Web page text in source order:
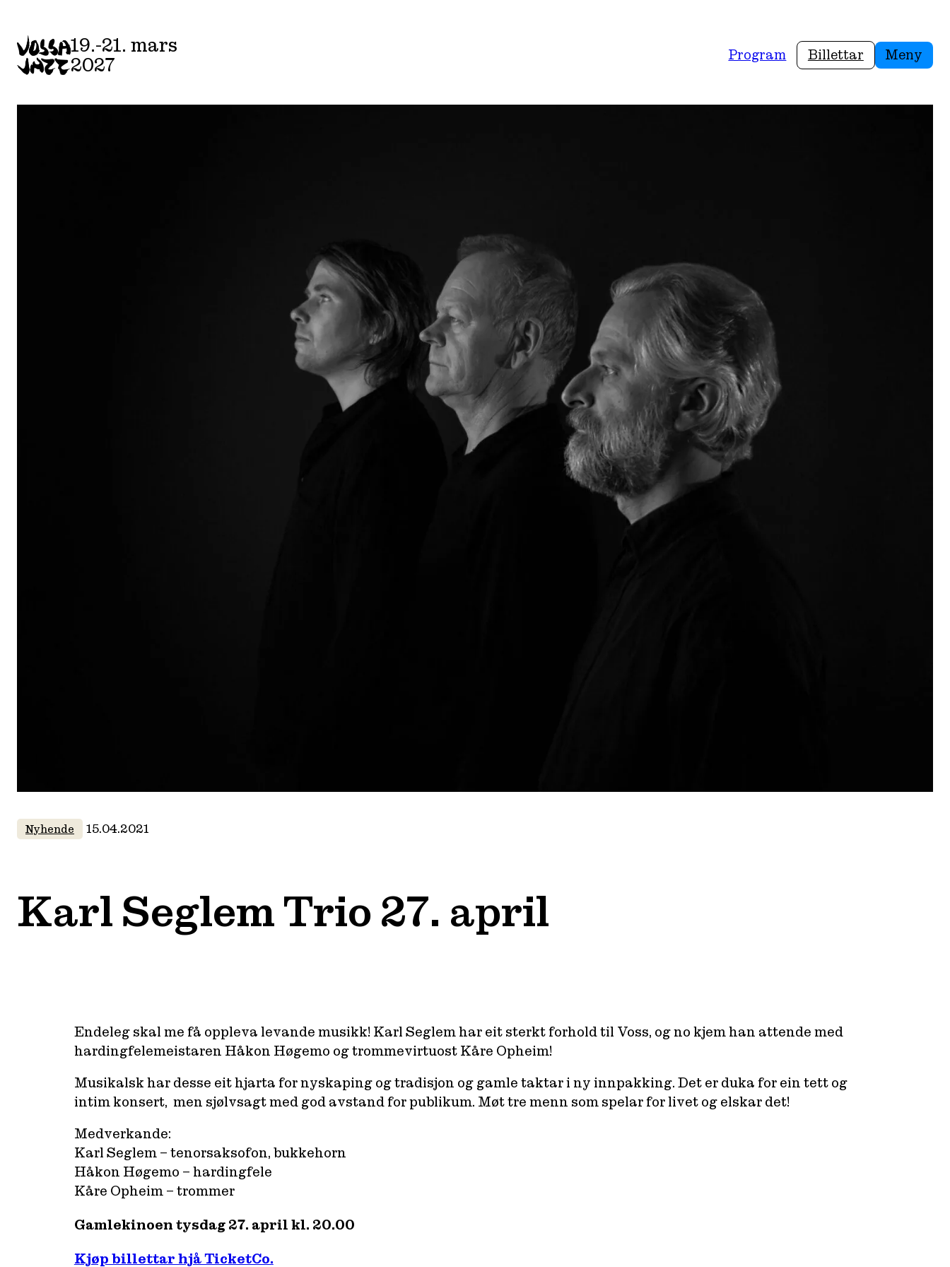
content
19.-21. mars
2027
Program Billettar Meny
Nyhende 15.04.2021
Karl Seglem Trio 27. april
Endeleg skal me få oppleva levande musikk! Karl Seglem har eit sterkt forhold til Voss, og no kjem han attende med
hardingfelemeistaren Håkon Høgemo og trommevirtuost Kåre Opheim!
Musikalsk har desse eit hjarta for nyskaping og tradisjon og gamle taktar i ny innpakking. Det er duka for ein tett og
intim konsert, men sjølvsagt med god avstand for publikum. Møt tre menn som spelar for livet og elskar det!
Medverkande:
Karl Seglem – tenorsaksofon, bukkehorn
Håkon Høgemo – hardingfele
Kåre Opheim ­– trommer
Gamlekinoen tysdag 27. april kl. 20.00
Kjøp billettar hjå TicketCo.